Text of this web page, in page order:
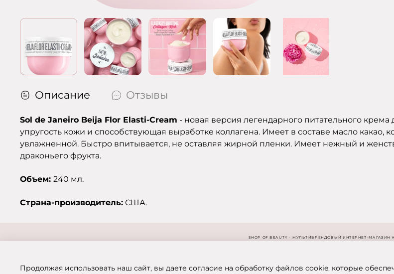
Описание Отзывы
Sol de Janeiro Beija Flor Elasti-Cream - новая версия легендарного питательного
упругость кожи и способствующая выработке коллагена. Имеет в составе масло какао,
увлажненной. Быстро впитывается, не оставляя жирной пленки. Имеет нежный и
драконьего фрукта.
Объем: 240 мл.
Страна-производитель: США.
SHOP OF BEAUTY - МУЛЬТИБРЕНДОВЫЙ ИНТЕРНЕТ-МАГАЗИН
Продолжая использовать наш сайт, вы даете согласие на обработку файлов cookie, которые